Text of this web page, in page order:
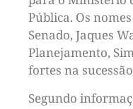
Pública. Os
Senado, Jaques
Planejamento,
fortes na
Segundo